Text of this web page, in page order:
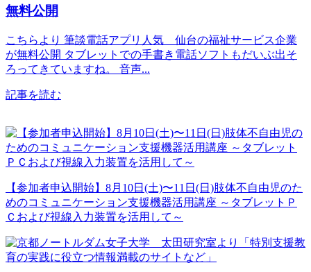
無料公開
こちらより 筆談電話アプリ人気 仙台の福祉サービス企業
が無料公開 タブレットでの手書き電話ソフトもだいぶ出そ
ろってきていますね。 音声...
記事を読む
【参加者申込開始】8月10日(土)〜11日(日)肢体不自由児のた
めのコミュニケーション支援機器活用講座 ～タブレットＰ
Ｃおよび視線入力装置を活用して～